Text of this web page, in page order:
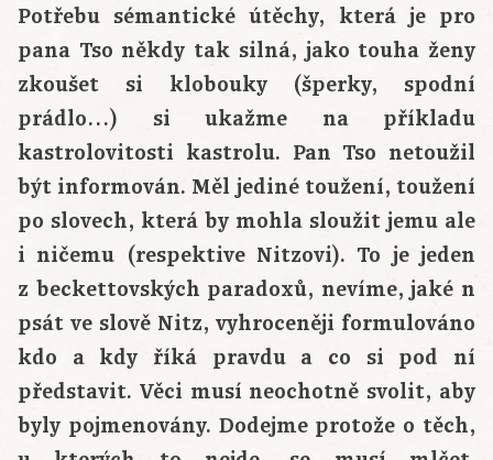
Potřebu sémantické útěchy, která je pro
pana Tso někdy tak silná, jako touha ženy
zkoušet si klobouky (šperky, spodní
prádlo…) si ukažme na příkladu
kastrolovitosti kastrolu. Pan Tso netoužil
být informován. Měl jediné toužení, toužení
po slovech, která by mohla sloužit jemu ale
i ničemu (respektive Nitzovi). To je jeden
z beckettovských paradoxů, nevíme, jaké n
psát ve slově Nitz, vyhroceněji formulováno
kdo a kdy říká pravdu a co si pod ní
představit. Věci musí neochotně svolit, aby
byly pojmenovány. Dodejme protože o těch,